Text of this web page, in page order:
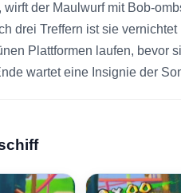
der Maulwurf mit Bob-
drei Treffern ist sie
Plattformen laufen, bevor
wartet eine Insignie der